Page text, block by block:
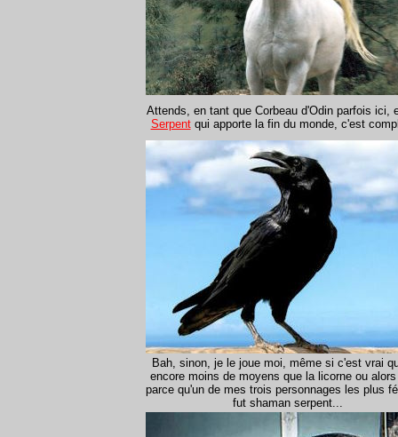
Attends, en tant que Corbeau d'Odin parfois ici,
Serpentqui apporte la fin du monde, c'est
Bah, sinon, je le joue moi, même si c'est vrai
encore moins de moyens que la licorne ou
parce qu'un de mes trois personnages les plus
fut shaman serpent...